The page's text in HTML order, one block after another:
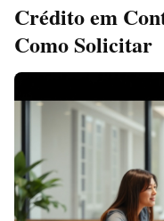
Crédito em
Como Solicitar